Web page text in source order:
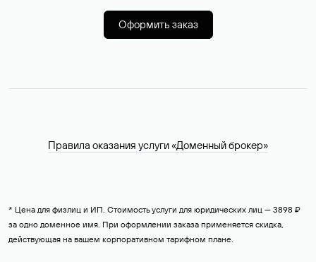
Оформить заказ
Правила оказания услуги «Доменный брокер»
* Цена для физлиц и ИП. Стоимость услуги для юридических лиц — 3898 ₽
за одно доменное имя. При оформлении заказа применяется скидка,
действующая на вашем корпоративном тарифном плане.